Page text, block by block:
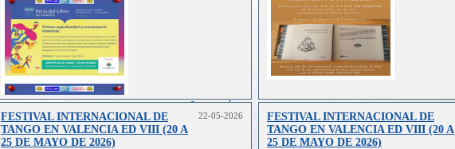
Leer más..
FESTIVAL INTERNACIONAL DE
TANGO EN VALENCIA ED VIII (20 A
25 DE MAYO DE 2026)
22-05-2026
FESTIVAL INTERNACIONAL DE
TANGO EN VALENCIA ED VIII (20 A
25 DE MAYO DE 2026)